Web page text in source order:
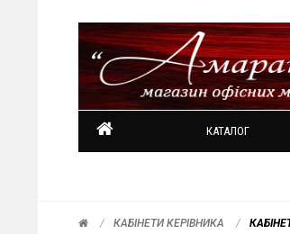
КАТАЛОГ
КАБІНЕТИ КЕРІВНИКА